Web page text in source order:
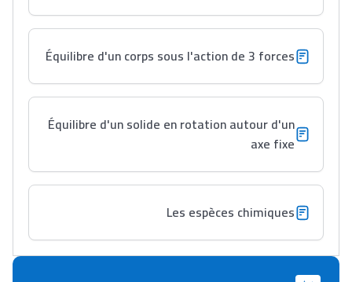
Collège au Maroc
Post-Bac
Interviews/Vidéos
Équilibre d'un corps sous l'action de 3 forces
Équilibre d'un solide en rotation autour d'un
axe fixe
Les espèces chimiques